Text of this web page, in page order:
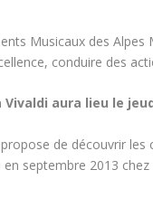
Musicaux des
conduire des
aura lieu le
de découvrir
en septembre 2013